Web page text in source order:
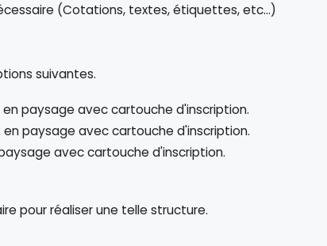
(Cotations, textes, étiquettes, etc...)
suivantes.
en paysage avec cartouche d'inscription.
en paysage avec cartouche d'inscription.
avec cartouche d'inscription.
pour réaliser une telle structure.